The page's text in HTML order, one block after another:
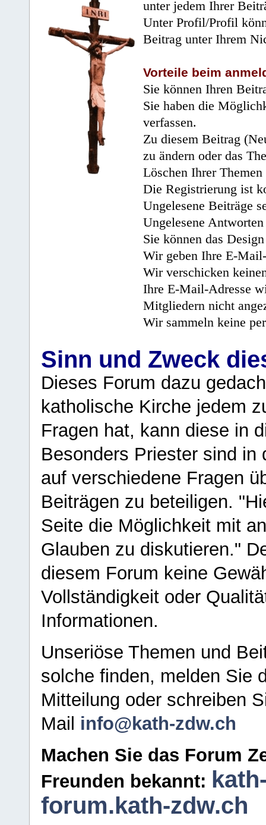
unter jedem Ihrer
Unter Profil/Profil
Beitrag unter Ihrem
Vorteile beim
Sie können Ihren
Sie haben die
verfassen.
Zu diesem Beitrag
zu ändern oder das
Löschen Ihrer
Die Registrierung ist
Ungelesene Beiträge
Ungelesene
Sie können das
Wir geben Ihre E-
Wir verschicken
Ihre E-Mail-Adresse
Mitgliedern nicht
Wir sammeln keine
Sinn und Zweck
Dieses Forum dazu
katholische Kirche jedem
Fragen hat, kann diese in
Besonders Priester sind in
auf verschiedene Fragen
Beiträgen zu beteiligen.
Seite die Möglichkeit mit
Glauben zu diskutieren."
diesem Forum keine
Vollständigkeit oder
Informationen.
Unseriöse Themen und
solche finden, melden Sie
Mitteilung oder schreiben
Mail info@kath-zdw.ch
Machen Sie das Forum
Freunden bekannt:
forum.kath-zdw.ch